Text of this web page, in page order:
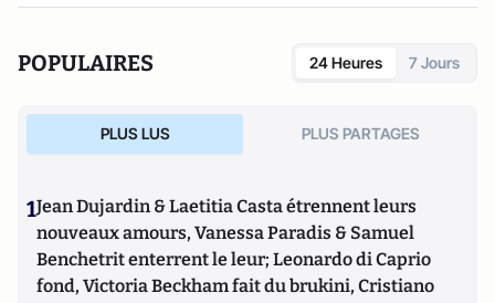
POPULAIRES 24 Heures 7 Jours
PLUS LUS PLUS PARTAGES
1Jean Dujardin & Laetitia Casta étrennent leurs
nouveaux amours, Vanessa Paradis & Samuel
Benchetrit enterrent le leur; Leonardo di Caprio
fond, Victoria Beckham fait du brukini, Cristiano